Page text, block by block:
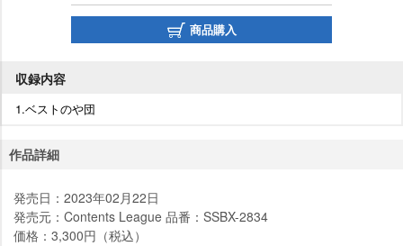
商品購入
収録内容
1.ベストのや団
作品詳細
発売日：2023年02月22日
発売元：Contents League 品番：SSBX-2834
価格：3,300円（税込）